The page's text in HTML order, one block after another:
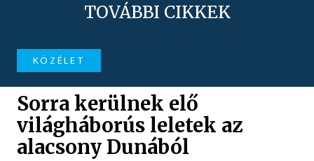
TOVÁBBI CIKKEK
KÖZÉLET
Sorra kerülnek elő
világháborús leletek az
alacsony Dunából